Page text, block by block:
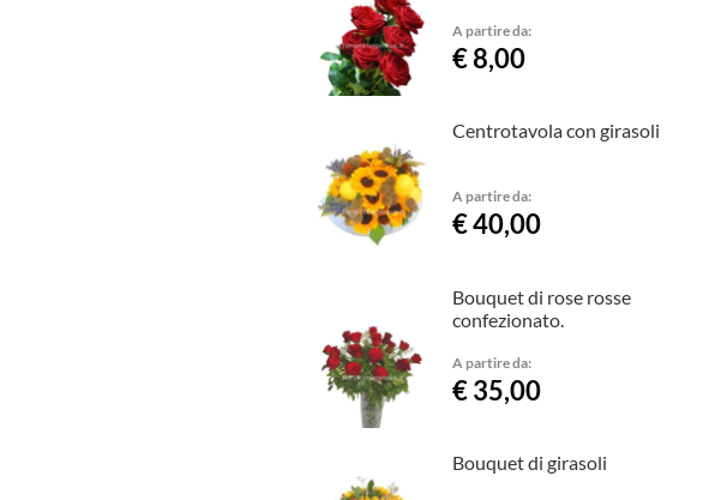
A partire da:
€ 8,00
Centrotavola con girasoli
A partire da:
€ 40,00
Bouquet di rose rosse
confezionato.
A partire da:
€ 35,00
Bouquet di girasoli